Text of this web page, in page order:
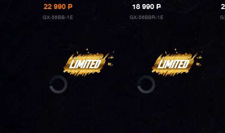
22 990P
GX-56BB-1E
18 990P
GX-56BBR-1E